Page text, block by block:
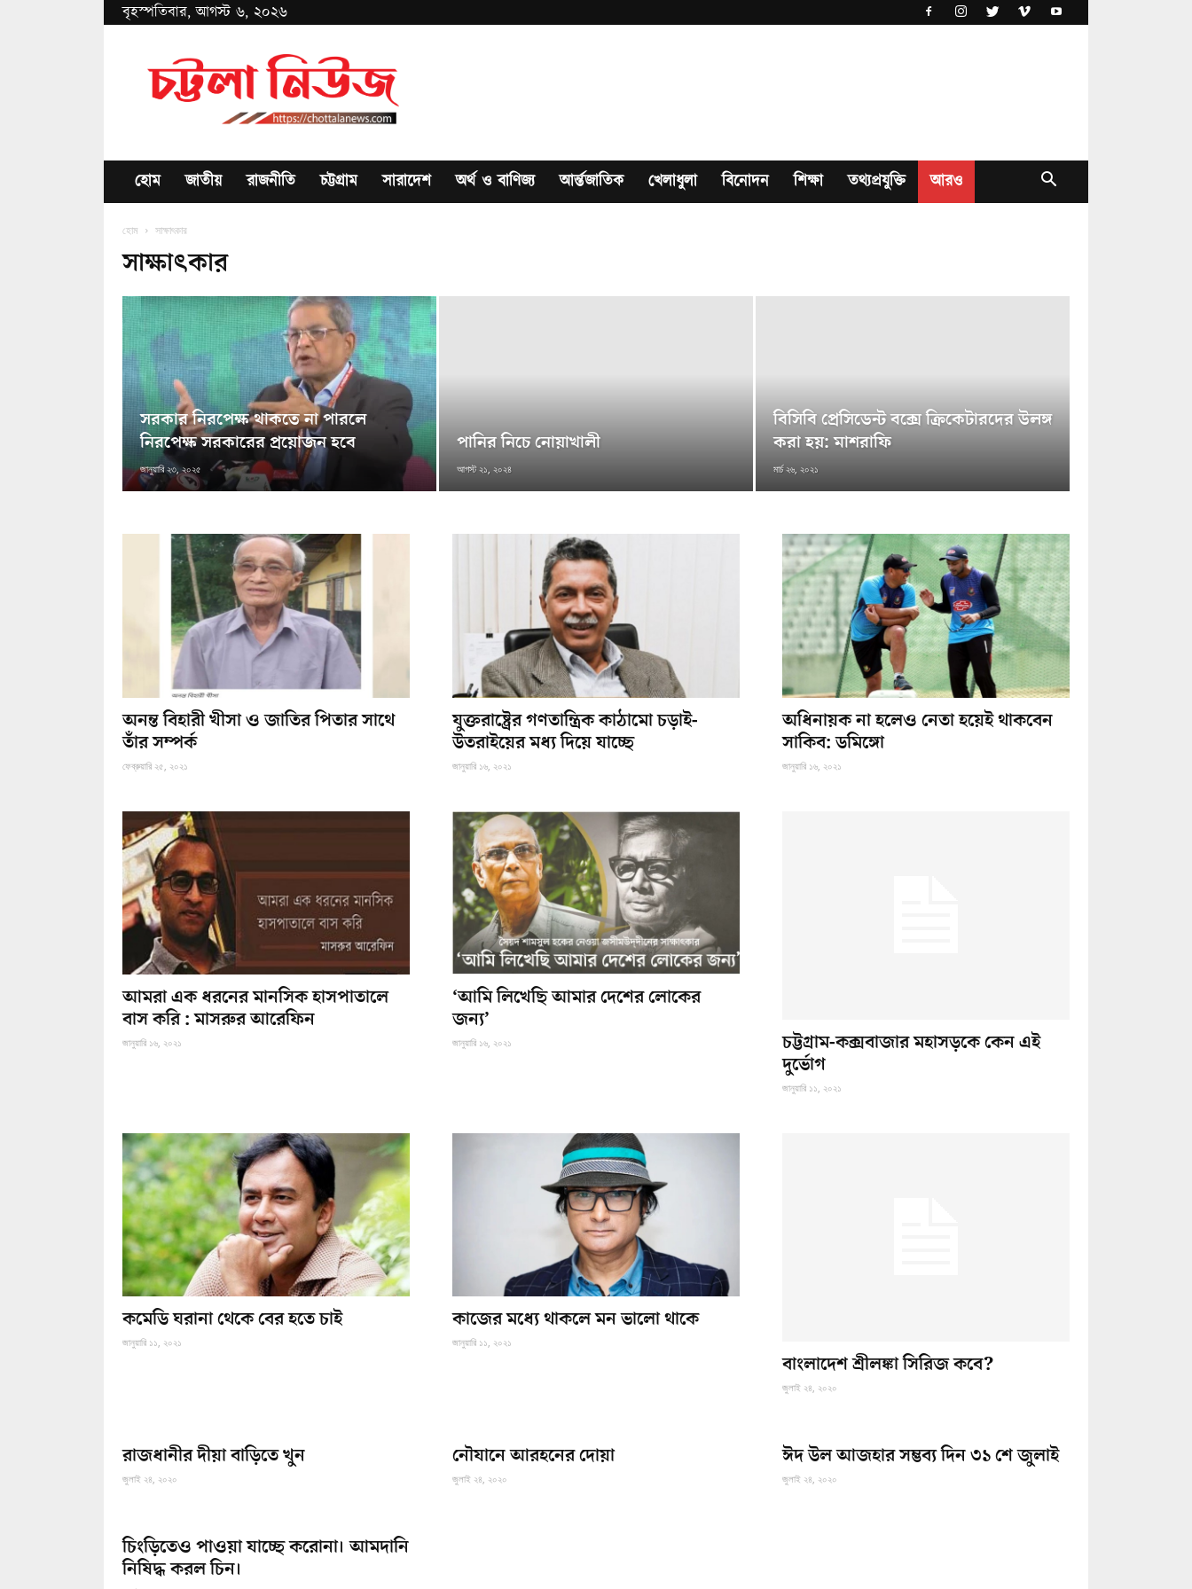
বৃহস্পতিবার, আগস্ট ৬, ২০২৬
Chottala
News
হোম জাতীয় রাজনীতি চট্টগ্রাম সারাদেশ অর্থ ও বাণিজ্য আর্ন্তজাতিক খেলাধুলা বিনোদন শিক্ষা তথ্যপ্রযুক্তি আরও
হোম সাক্ষাৎকার
সাক্ষাৎকার
সরকার নিরপেক্ষ থাকতে না পারলে
নিরপেক্ষ সরকারের প্রয়োজন হবে
জানুয়ারি ২৩, ২০২৫
পানির নিচে নোয়াখালী
আগস্ট ২১, ২০২৪
বিসিবি প্রেসিডেন্ট বক্সে ক্রিকেটারদের উলঙ্গ
করা হয়: মাশরাফি
মার্চ ২৬, ২০২১
অনন্ত বিহারী খীসা ও জাতির পিতার সাথে
তাঁর সম্পর্ক
ফেব্রুয়ারি ২৫, ২০২১
যুক্তরাষ্ট্রের গণতান্ত্রিক কাঠামো চড়াই-
উতরাইয়ের মধ্য দিয়ে যাচ্ছে
জানুয়ারি ১৬, ২০২১
অধিনায়ক না হলেও নেতা হয়েই থাকবেন
সাকিব: ডমিঙ্গো
জানুয়ারি ১৬, ২০২১
আমরা এক ধরনের মানসিক হাসপাতালে
বাস করি : মাসরুর আরেফিন
জানুয়ারি ১৬, ২০২১
‘আমি লিখেছি আমার দেশের লোকের
জন্য’
জানুয়ারি ১৬, ২০২১
চট্টগ্রাম-কক্সবাজার মহাসড়কে কেন এই
দুর্ভোগ
জানুয়ারি ১১, ২০২১
কমেডি ঘরানা থেকে বের হতে চাই
জানুয়ারি ১১, ২০২১
কাজের মধ্যে থাকলে মন ভালো থাকে
জানুয়ারি ১১, ২০২১
বাংলাদেশ শ্রীলঙ্কা সিরিজ কবে?
জুলাই ২৪, ২০২০
রাজধানীর দীয়া বাড়িতে খুন
জুলাই ২৪, ২০২০
নৌযানে আরহনের দোয়া
জুলাই ২৪, ২০২০
ঈদ উল আজহার সম্ভব্য দিন ৩১ শে জুলাই
জুলাই ২৪, ২০২০
চিংড়িতেও পাওয়া যাচ্ছে করোনা। আমদানি
নিষিদ্ধ করল চিন।